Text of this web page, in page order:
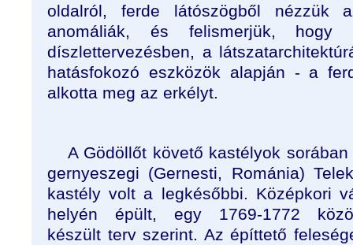
oldalról, ferde látószögből nézzük
anomáliák, és felismerjük,
díszlettervezésben, a
hatásfokozó eszközök alapján - a
alkotta meg az erkélyt.
A Gödöllőt követő kastélyok sorában
gernyeszegi (Gernesti, Románia)
kastély volt a legkésőbbi. Középkori
helyén épült, egy 1769-1772
készült terv szerint. Az építtető